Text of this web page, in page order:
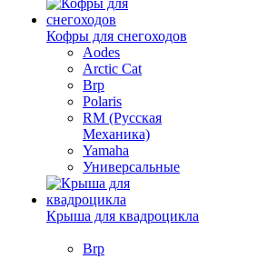
Кофры для снегоходов
Aodes
Arctic Cat
Brp
Polaris
RM (Русская
Механика)
Yamaha
Универсальные
Крыша для квадроцикла
Brp